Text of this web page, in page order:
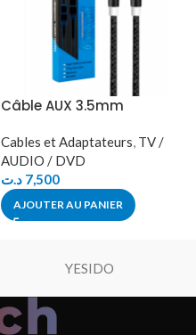
Câble AUX 3.5mm
Cables et Adaptateurs, TV /
AUDIO / DVD
7,500 د.ت
AJOUTER AU PANIER
YESIDO